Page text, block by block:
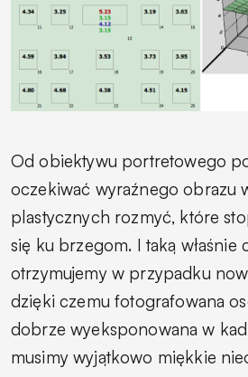
Od obiektywu portretowego
oczekiwać wyraźnego obrazu
plastycznych rozmyć, które
się ku brzegom. I taką właśnie
otrzymujemy w przypadku
dzięki czemu fotografowana
dobrze wyeksponowana w
musimy wyjątkowo miękkie